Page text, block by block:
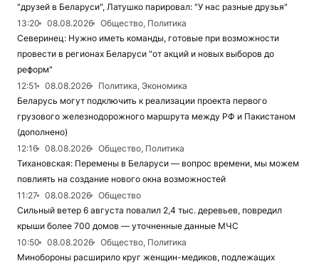
"друзей в Беларуси", Латушко парировал: "У нас разные друзья"
13:20
08.08.2026
Общество, Политика
Северинец: Нужно иметь команды, готовые при возможности
провести в регионах Беларуси "от акций и новых выборов до
реформ"
12:51
08.08.2026
Политика, Экономика
Беларусь могут подключить к реализации проекта первого
грузового железнодорожного маршрута между РФ и Пакистаном
(дополнено)
12:16
08.08.2026
Общество, Политика
Тихановская: Перемены в Беларуси — вопрос времени, мы можем
повлиять на создание нового окна возможностей
11:27
08.08.2026
Общество
Сильный ветер 6 августа повалил 2,4 тыс. деревьев, повредил
крыши более 700 домов — уточненные данные МЧС
10:50
08.08.2026
Общество, Политика
Минобороны расширило круг женщин-медиков, подлежащих